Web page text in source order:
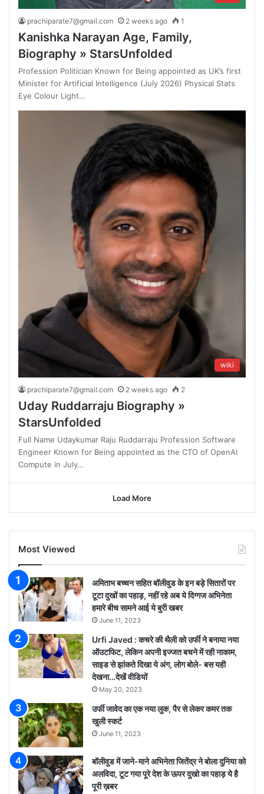
prachiparate7@gmail.com 2 weeks ago 1
Kanishka Narayan Age, Family,
Biography » StarsUnfolded
Profession Politician Known for Being appointed as UK’s first
Minister for Artificial Intelligence (July 2026) Physical Stats
Eye Colour Light…
wiki
prachiparate7@gmail.com 2 weeks ago 2
Uday Ruddarraju Biography »
StarsUnfolded
Full Name Udaykumar Raju Ruddarraju Profession Software
Engineer Known for Being appointed as the CTO of OpenAI
Compute in July…
Load More
Most Viewed
अमिताभ बच्चन सहित बॉलीवुड के इन बड़े सितारों पर
टूटा दुखों का पहाड़, नहीं रहे अब ये दिग्गज अभिनेता
हमारे बीच सामने आई ये बुरी खबर
June 11, 2023
Urfi Javed : कचरे की थैली को उर्फी ने बनाया नया
ऑउटफिट, लेकिन अपनी इज्जत बचने में रही नाकाम,
साइड से झांकते दिखा ये अंग, लोग बोले- बस यही
देखना…देखें वीडियों
May 20, 2023
उर्फी जावेद का एक नया लुक, पैर से लेकर कमर तक
खुली स्कर्ट
June 11, 2023
बॉलीवुड में जाने-माने अभिनेता जितेंद्र ने बोला दुनिया को
अलविदा, टूट गया पूरे देश के ऊपर दुखो का पहाड़ ये है
पूरी ख़बर